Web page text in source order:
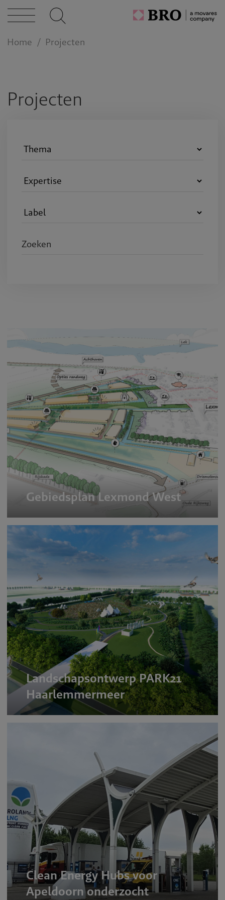
bij
Home Projecten
Projecten
Gebiedsplan Lexmond West
Landschapsontwerp PARK21
Haarlemmermeer
Clean Energy Hubs voor
Apeldoorn onderzocht